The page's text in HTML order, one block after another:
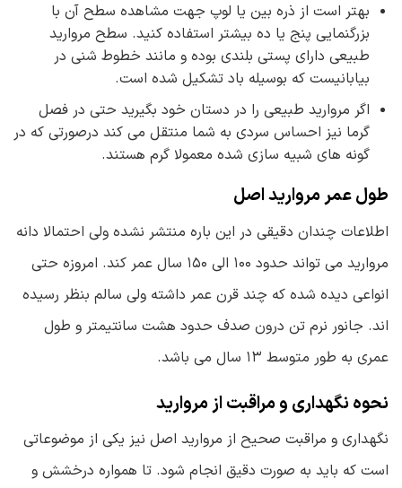
بهتر است از ذره بین یا لوپ جهت مشاهده سطح آن با
بزرگنمایی پنج یا ده بیشتر استفاده کنید. سطح مروارید
طبیعی دارای پستی بلندی بوده و مانند خطوط شنی در
بیابانیست که بوسیله باد تشکیل شده است.
اگر مروارید طبیعی را در دستان خود بگیرید حتی در فصل
گرما نیز احساس سردی به شما منتقل می کند درصورتی که در
گونه های شبیه سازی شده معمولا گرم هستند.
طول عمر مروارید اصل
اطلاعات چندان دقیقی در این باره منتشر نشده ولی احتمالا دانه
مروارید می تواند حدود ۱۰۰ الی ۱۵۰ سال عمر کند. امروزه حتی
انواعی دیده شده که چند قرن عمر داشته ولی سالم بنظر رسیده
اند. جانور نرم تن درون صدف حدود هشت سانتیمتر و طول
عمری به طور متوسط ۱۳ سال می باشد.
نحوه نگهداری و مراقبت از مروارید
نگهداری و مراقبت صحیح از مروارید اصل نیز یکی از موضوعاتی
است که باید به صورت دقیق انجام شود. تا همواره درخشش و